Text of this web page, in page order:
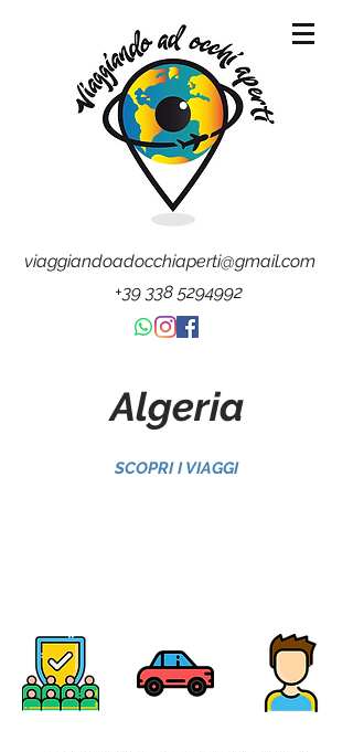
viaggiandoadocchiaperti@gmail.com
+39 338 5294992
Algeria
SCOPRI I VIAGGI